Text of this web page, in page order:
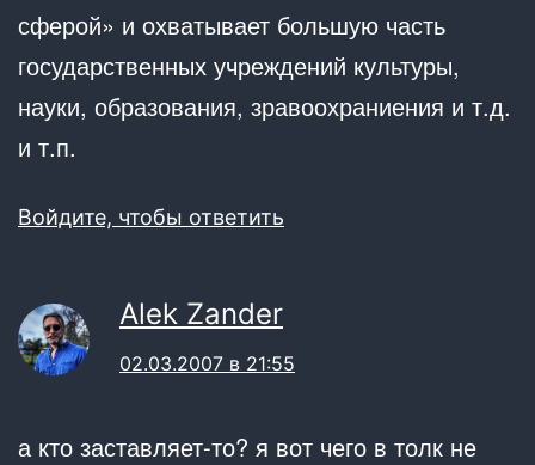
сферой» и охватывает большую часть
государственных учреждений культуры,
науки, образования, зравоохраниения и т.д.
и т.п.
Войдите, чтобы ответить
Alek Zander
02.03.2007 в 21:55
а кто заставляет-то? я вот чего в толк не